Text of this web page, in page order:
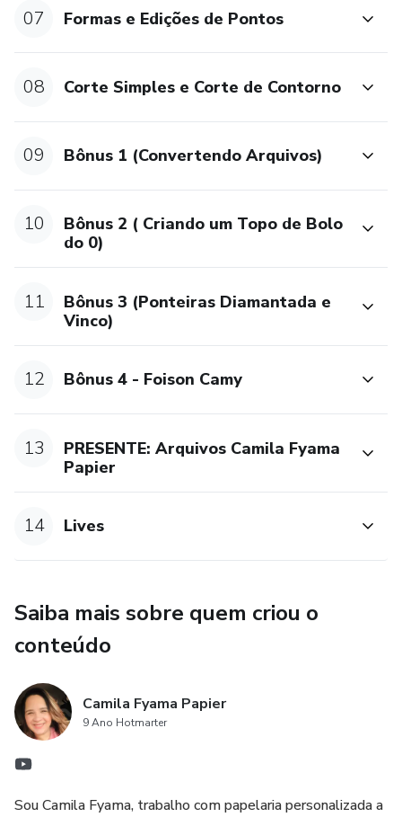
07 Formas e Edições de Pontos
08 Corte Simples e Corte de Contorno
09 Bônus 1 (Convertendo Arquivos)
10
Bônus 2 ( Criando um Topo de Bolo
do 0)
11
Bônus 3 (Ponteiras Diamantada e
Vinco)
12 Bônus 4 - Foison Camy
13
PRESENTE: Arquivos Camila Fyama
Papier
14 Lives
Saiba mais sobre quem criou o
conteúdo
Camila Fyama Papier
9 Ano Hotmarter
Sou Camila Fyama, trabalho com papelaria personalizada a